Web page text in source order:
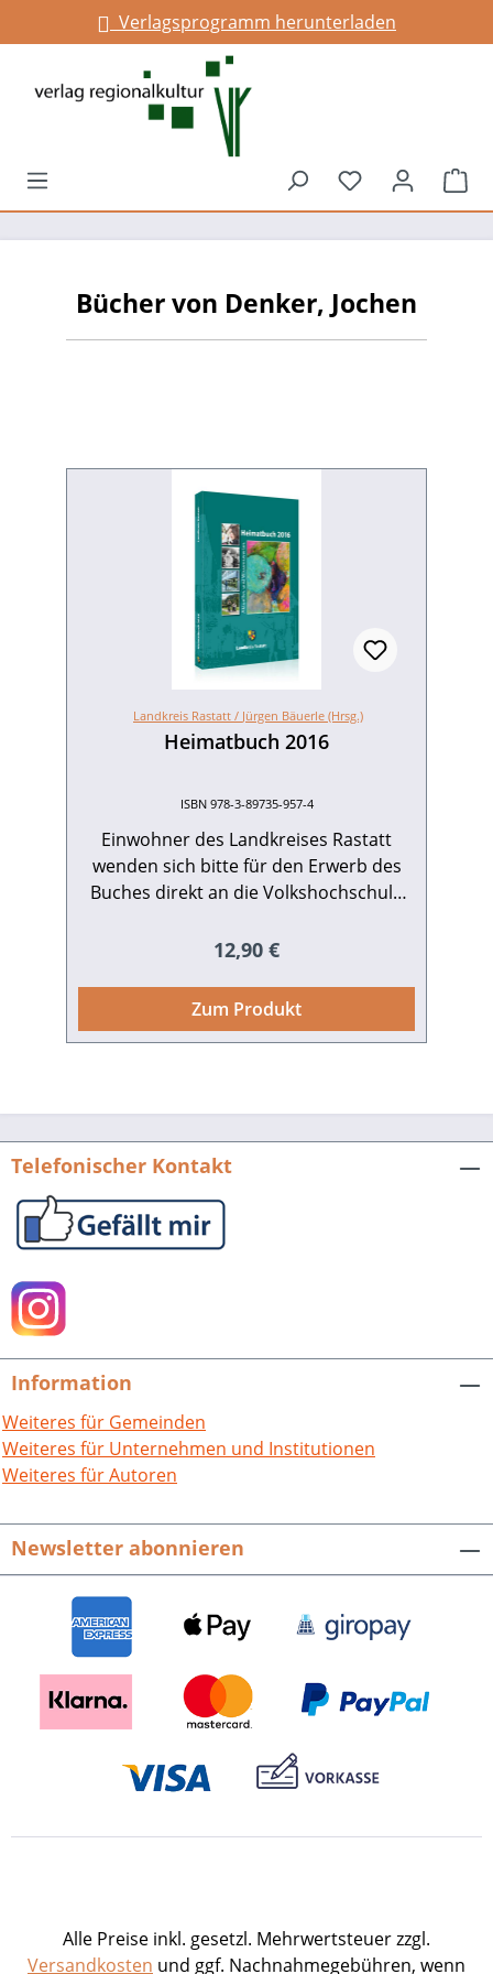
springenVerlagsprogramm herunterladen
Du hast 0
Bücher von Denker, Jochen
Landkreis Rastatt / Jürgen Bäuerle (Hrsg.)
Heimatbuch 2016
ISBN 978-3-89735-957-4
Einwohner des Landkreises Rastatt
wenden sich bitte für den Erwerb des
Buches direkt an die Volkshochschule
Tel. 07222 381-3500 Der aktuelle 55.
Heimatbuchreihe des Landkreises
Lesevergnügen geworden. Das
Themen aus den Bereichen Aktuelles
Kunst, Kultur und Lebensart sowie der
Geschichte unseres mittelbadischen
Engagement sowie bedeutende
Persönlichkeiten. Alles in allem vereint
das Heimatbuch aktuelle Themen der
Gegenwart mit wissenswerten
einzigartiger Weise. Heimatbuch 2016.
Aktuelles und Wissenswertes.Hrsg. vom
Landkreis Rastatt und Landrat Jürgen
Bäuerle.256 S. mit 263 meist farbigen
Abb., fester Einband.ISBN 978-3-89735-
Regulärer Preis:
12,90 €
Zum Produkt
Telefonischer Kontakt
Information
Weiteres für Gemeinden
Weiteres für Unternehmen und Institutionen
Weiteres für Autoren
Newsletter abonnieren
Alle Preise inkl. gesetzl. Mehrwertsteuer zzgl.
Versandkosten und ggf. Nachnahmegebühren, wenn